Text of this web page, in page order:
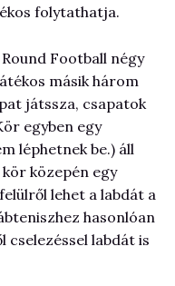
folytathatja.
Football négy
másik három
játssza, csapatok
egyben egy
léphetnek be.) áll
közepén egy
lehet a labdát a
hasonlóan
labdát is